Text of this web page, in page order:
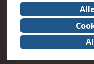
Karriere bei RS
Qualität/
Event-Center